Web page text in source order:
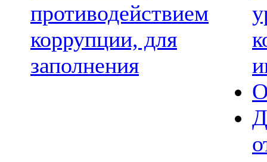
противодействием
коррупции, для
заполнения